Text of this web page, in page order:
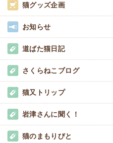
猫グッズ企画
お知らせ
道ばた猫日記
さくらねこブログ
猫又トリップ
岩津さんに聞く！
猫のまもりびと